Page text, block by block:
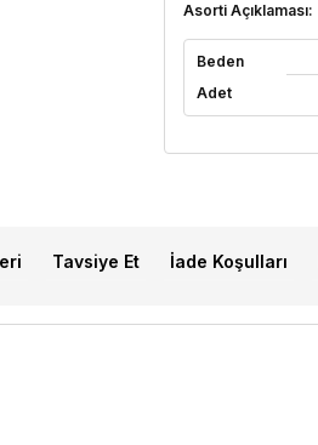
Asorti Açıklaması:
Beden
Adet
Tavsiye Et İade Koşulları